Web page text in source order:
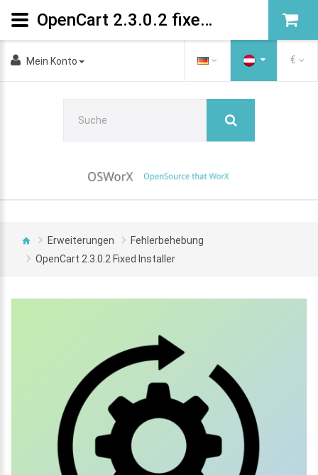
Mein Konto €
Erweiterungen
Fehlerbehebung
OpenCart 2.3.0.2 Fixed Installer
OpenCart 2.3.0.2 fixed Installer